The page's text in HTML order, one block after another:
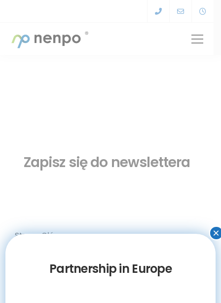
Zapisz się do newslettera
Strona Główna
Personalizacja urządzeń
Partnership in Europe
×